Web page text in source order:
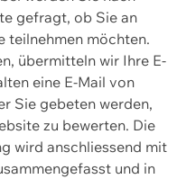
gefragt, ob Sie an
teilnehmen möchten.
übermitteln wir Ihre E-
eine E-Mail von
Sie gebeten werden,
zu bewerten. Die
wird anschliessend mit
und in